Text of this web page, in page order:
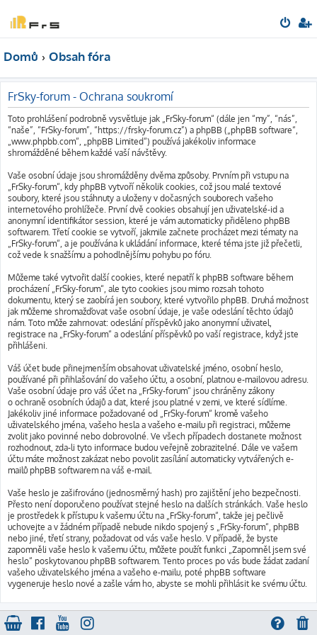
Domů Obsah fóra
FrSky-forum - Ochrana soukromí
Toto prohlášení podrobně vysvětluje jak „FrSky-forum“ (dále jen “my”, “nás”,
“naše”, “FrSky-forum”, “https://frsky-forum.cz”) a phpBB („phpBB software“,
„www.phpbb.com“, „phpBB Limited“) používá jakékoliv informace
shromážděné během každé vaší návštěvy.
Vaše osobní údaje jsou shromážděny dvěma způsoby. Prvním při vstupu na
„FrSky-forum“, kdy phpBB vytvoří několik cookies, což jsou malé textové
soubory, které jsou stáhnuty a uloženy v dočasných souborech vašeho
internetového prohlížeče. První dvě cookies obsahují jen uživatelské-id a
anonymní identifikátor session, které je vám automaticky přiděleno phpBB
softwarem. Třetí cookie se vytvoří, jakmile začnete procházet mezi tématy na
„FrSky-forum“, a je používána k ukládání informace, které téma jste již přečetli,
což vede k snažšímu a pohodlnějšímu pohybu po fóru.
Můžeme také vytvořit další cookies, které nepatří k phpBB software během
procházení „FrSky-forum“, ale tyto cookies jsou mimo rozsah tohoto
dokumentu, který se zaobírá jen soubory, které vytvořilo phpBB. Druhá možnost
jak můžeme shromažďovat vaše osobní údaje, je vaše odeslání těchto údajů
nám. Toto může zahrnovat: odeslání příspěvků jako anonymní uživatel,
registrace na „FrSky-forum“ a odeslání příspěvků po vaší registrace, když jste
přihlášeni.
Váš účet bude přinejmenším obsahovat uživatelské jméno, osobní heslo,
používané při přihlašování do vašeho účtu, a osobní, platnou e-mailovou adresu.
Vaše osobní údaje pro váš účet na „FrSky-forum“ jsou chráněny zákony
o ochraně osobních údajů a dat, které jsou platné v zemi, ve které sídlíme.
Jakékoliv jiné informace požadované od „FrSky-forum“ kromě vašeho
uživatelského jména, vašeho hesla a vašeho e-mailu při registraci, můžeme
zvolit jako povinné nebo dobrovolné. Ve všech případech dostanete možnost
rozhodnout, zda-li tyto informace budou veřejně zobrazitelné. Dále ve vašem
účtu máte možnost zakázat nebo povolit zasílání automaticky vytvářených e-
mailů phpBB softwarem na váš e-mail.
Vaše heslo je zašifrováno (jednosměrný hash) pro zajištění jeho bezpečnosti.
Přesto není doporučeno používat stejné heslo na dalších stránkách. Vaše heslo
je prostředek k přístupu k vašemu účtu na „FrSky-forum“, takže jej pečlivě
uchovejte a v žádném případě nebude nikdo spojený s „FrSky-forum“, phpBB
nebo jiné, třetí strany, požadovat od vás vaše heslo. V případě, že byste
zapomněli vaše heslo k vašemu účtu, můžete použít funkci „Zapomněl jsem své
heslo“ poskytovanou phpBB softwarem. Tento proces po vás bude žádat zadaní
vašeho uživatelského jména a vašeho e-mailu, poté phpBB software
vygeneruje heslo nové a zašle vám ho, abyste se mohli přihlásit ke svému účtu.